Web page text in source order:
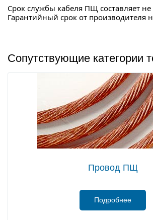
Срок службы кабеля ПЩ составляет не
Гарантийный срок от производителя
Сопутствующие категории
Провод ПЩ
Подробнее